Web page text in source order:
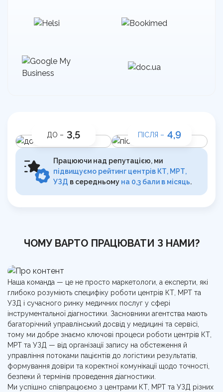
ДО – 3,5 ПІСЛЯ – 4,9
Працюючи над репутацією, ми
підвищуємо рейтинг центрів КТ, МРТ,
УЗД в середньому на 0,3 бали в місяць.
ЧОМУ ВАРТО ПРАЦЮВАТИ З НАМИ?
Наша команда — це не просто маркетологи, а експерти, які
глибоко розуміють специфіку роботи центрів КТ, МРТ та
УЗД і сучасного ринку медичних послуг у сфері
інструментальної діагностики. Засновники агентства мають
багаторічний управлінський досвід у медицині та сервісі,
тому ми добре знаємо ключові процеси роботи центрів КТ,
МРТ та УЗД — від організації запису на обстеження й
управління потоками пацієнтів до логістики результатів,
формування довіри та коректної комунікації щодо точності,
безпеки й термінів проведення діагностики.
Ми успішно співпрацюємо з центрами КТ, МРТ та УЗД різних